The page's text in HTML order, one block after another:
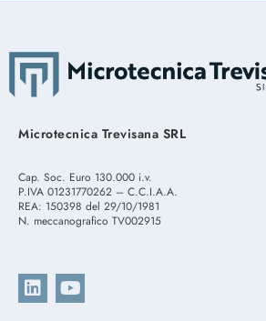
Microtecnica Trevisana SRL
Cap. Soc. Euro 130.000 i.v.
P.IVA 01231770262 – C.C.I.A.A.
REA: 150398 del 29/10/1981
N. meccanografico TV002915